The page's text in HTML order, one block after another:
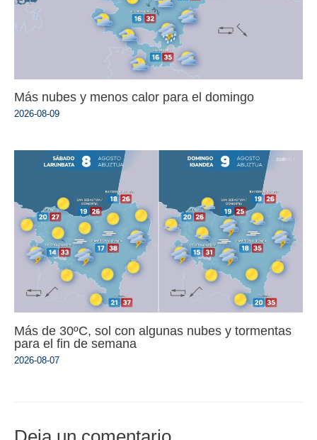
Más nubes y menos calor para el domingo
2026-08-09
Más de 30ºC, sol con algunas nubes y tormentas
para el fin de semana
2026-08-07